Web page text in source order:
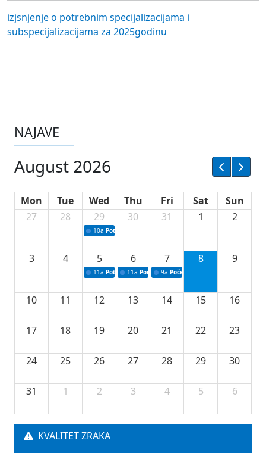
izjsnjenje o potrebnim specijalizacijama i
subspecijalizacijama za 2025godinu
NAJAVE
August 2026
Mon Tue Wed Thu Fri Sat
Sun
27
28 29
10a Potpisivanje ugovora sa neprofitnim
30 31 1 2
3 4 5
11a Potpisivanje ugovora o stipendijama za
6
11a Podrška razvoju vodne infrastrukture u
7
9a Početak izgradnje nove
8 9
10 11 12 13 14 15 16
17 18 19 20 21 22 23
24 25 26 27 28 29 30
31 1 2 3 4 5 6
KVALITET ZRAKA